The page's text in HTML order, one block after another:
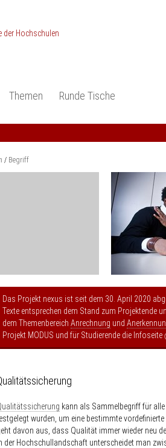
Themen
Studieneingangsphase
Studienqualität
Praxisbezüge
Runde Tische
Anerkennung
wissenschaften
Begriff
Das Projekt nexus ist seit dem 30. April 2020
Texte entsprechen dem Stand zum Projektende
dem Themenbereich Anrechnung und
Projekt MODUS und für Studierende die Infoseite
kann als Sammelbegriff für
wurden, um eine bestimmte
davon aus, dass Qualität immer wieder neu
der Hochschullandschaft unterscheidet man